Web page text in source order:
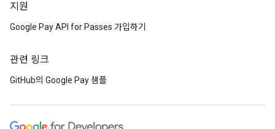
지원
Google Pay API for Passes 가입하기
관련 링크
GitHub의 Google Pay 샘플